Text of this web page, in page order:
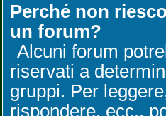
Perché non
un forum?
Alcuni forum
riservati a
gruppi. Per
rispondere, ecc.,